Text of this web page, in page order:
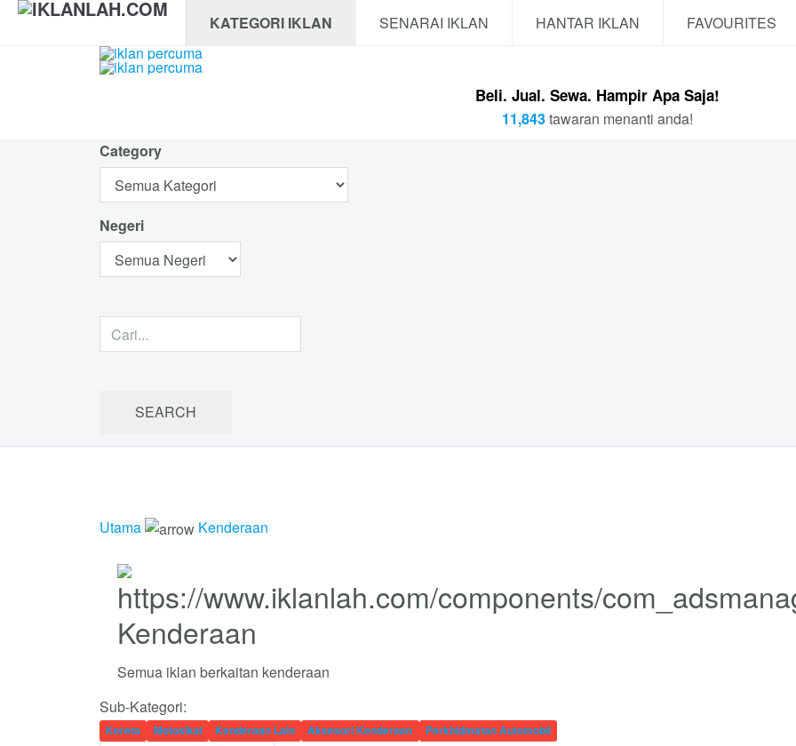
KATEGORI IKLAN SENARAI IKLAN HANTAR IKLAN FAVOURITES
Beli. Jual. Sewa. Hampir Apa Saja!
11,843tawaran menanti anda!
Category
Negeri
Utama Kenderaan
Kenderaan
Semua iklan berkaitan kenderaan
Sub-Kategori:
Kereta Motosikal Kenderaan Lain Aksesori Kenderaan Perkhidmatan Automobil